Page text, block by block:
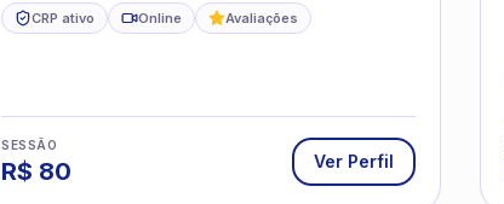
vida.
CRP ativo Online Avaliações
SESSÃO
R$ 80 Ver Perfil